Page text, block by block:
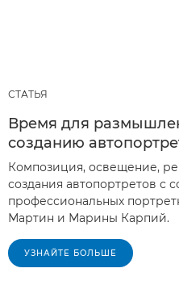
СТАТЬЯ
Время для
созданию
Композиция, освещение,
создания автопортретов с
профессиональных
Мартин и Марины Карпий.
УЗНАЙТЕ БОЛЬШЕ